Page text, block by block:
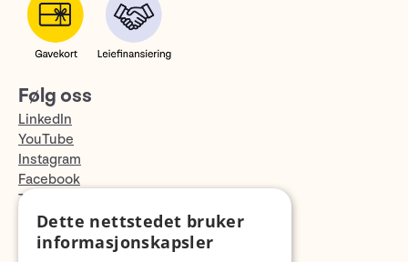
Følg oss
LinkedIn
YouTube
Instagram
Facebook
TikTok
Fotopodden
Dette nettstedet bruker
informasjonskapsler